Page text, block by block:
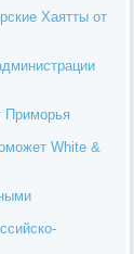
Хаятты от
Приморья
White &